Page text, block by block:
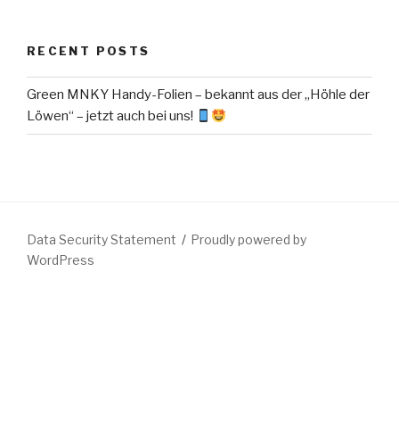
RECENT POSTS
Green MNKY Handy-Folien – bekannt aus der „Höhle der
Löwen“ – jetzt auch bei uns!
Data Security Statement
Proudly powered by
WordPress